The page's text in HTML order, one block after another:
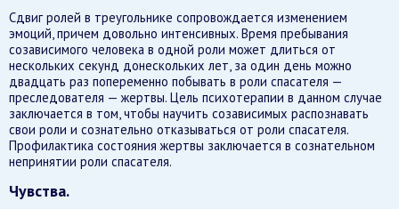
Сдвиг ролей в треугольнике сопровождается изменением
эмоций, причем довольно интенсивных. Время пребывания
созависимого человека в одной роли может длиться от
нескольких секунд донескольких лет, за один день можно
двадцать раз попеременно побывать в роли спасателя —
преследователя — жертвы. Цель психотерапии в данном случае
заключается в том, чтобы научить созависимых распознавать
свои роли и сознательно отказываться от роли спасателя.
Профилактика состояния жертвы заключается в сознательном
непринятии роли спасателя.
Чувства.